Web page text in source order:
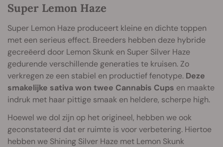
Super Lemon Haze
Super Lemon Haze produceert kleine en dichte toppen
met een serieus effect. Breeders hebben deze hybride
gecreëerd door Lemon Skunk en Super Silver Haze
gedurende verschillende generaties te kruisen. Zo
verkregen ze een stabiel en productief fenotype. Deze
smakelijke sativa won twee Cannabis Cups en maakte
indruk met haar pittige smaak en heldere, scherpe high.
Hoewel we dol zijn op het origineel, hebben we ook
geconstateerd dat er ruimte is voor verbetering. Hiertoe
hebben we Shining Silver Haze met Lemon Skunk